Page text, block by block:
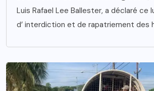
Luis Rafael Lee Ballester, a déclaré ce
d’ interdiction et de rapatriement des